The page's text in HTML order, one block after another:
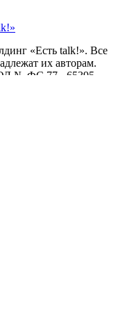
«Есть talk!». Все
их авторам.
№ ФС 77 - 65395.